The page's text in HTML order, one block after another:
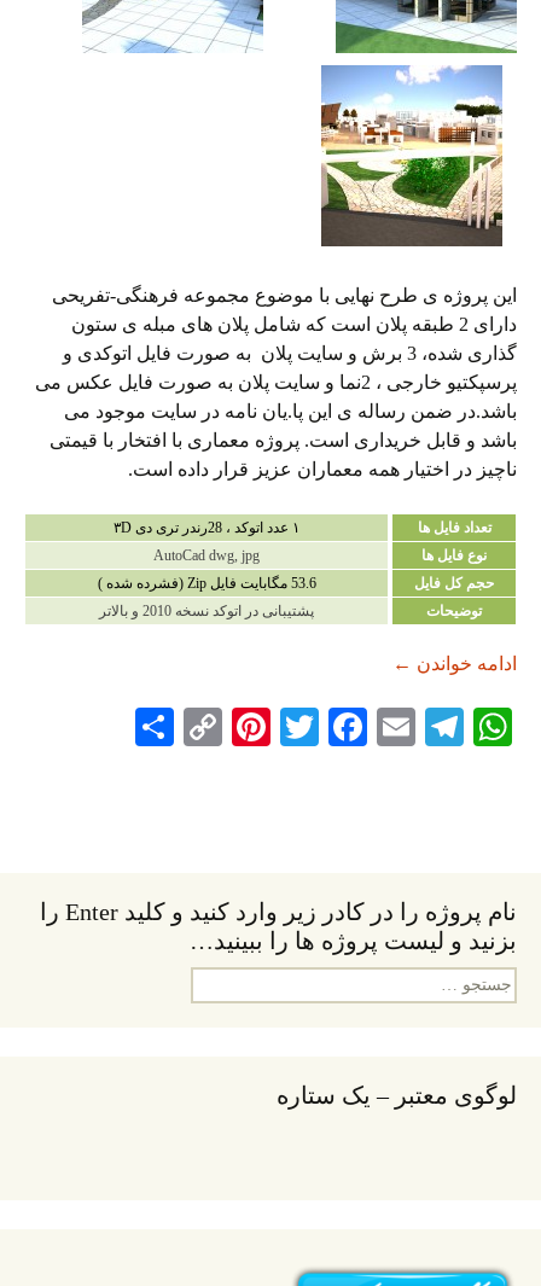
این پروژه ی طرح نهایی با موضوع مجموعه فرهنگی-تفریحی
دارای 2 طبقه پلان است که شامل پلان های مبله ی ستون
گذاری شده، 3 برش و سایت پلان به صورت فایل اتوکدی و
پرسپکتیو خارجی ، 2نما و سایت پلان به صورت فایل عکس می
باشد.در ضمن رساله ی این پا.یان نامه در سایت موجود می
باشد و قابل خریداری است. پروژه معماری با افتخار با قیمتی
ناچیز در اختیار همه معماران عزیز قرار داده است.
تعداد فایل ها
۱ عدد اتوکد ، 28رندر تری دی ۳D
نوع فایل ها
AutoCad dwg, jpg
حجم کل فایل
53.6 مگابایت فایل Zip (فشرده شده )
توضیحات
پشتیبانی در اتوکد نسخه 2010 و بالاتر
ادامه خواندن دانلود پروژه پایان نامه با موضوع «مجموعه فرهنگی-
←
W
Te
E
Fa
T
Pi
C
نام پروژه را در کادر زیر وارد کنید و کلید Enter را
بزنید و لیست پروژه ها را ببینید…
جستجو
برای:
لوگوی معتبر – یک ستاره